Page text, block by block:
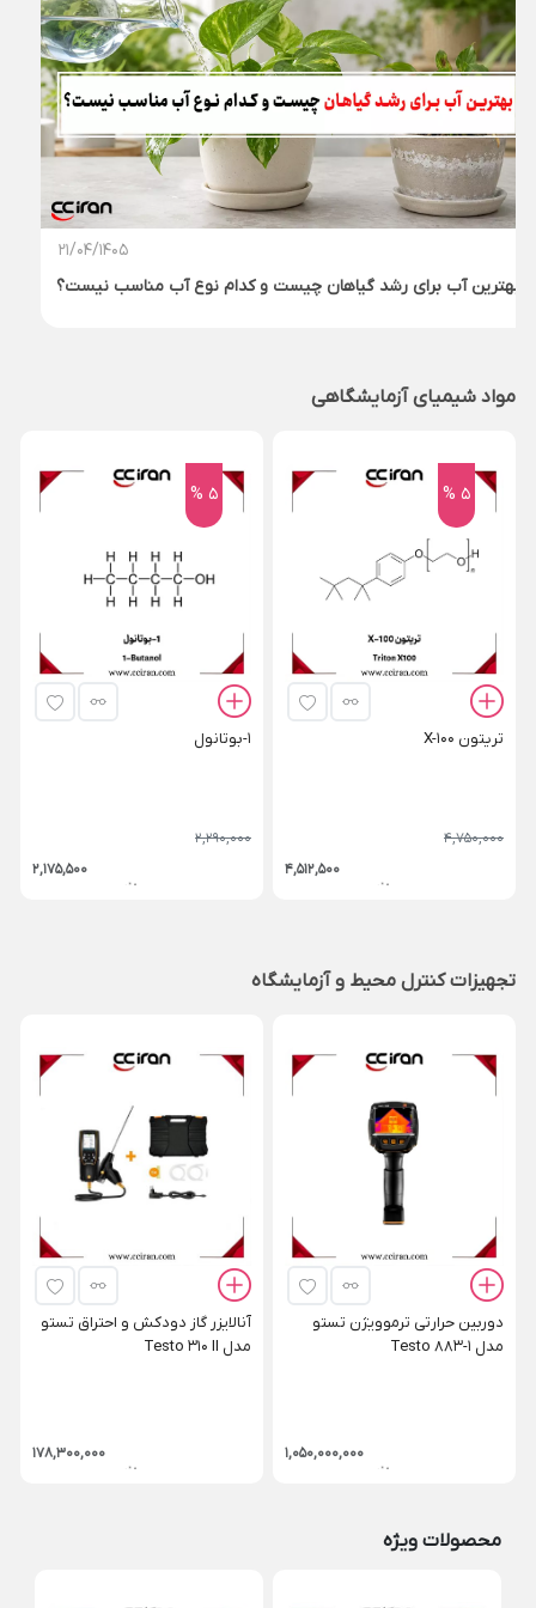
13/04/1405
تفاوت اسید لینولئیک و اسید لینولنیک چیست؟
مواد شیمیای آزمایشگاهی
5 %
تریتون X-100
4,750,000
4,512,500
5 %
1-بوتانول
2,290,000
2,175,500
تجهیزات کنترل محیط و آزمایشگاه
دوربین حرارتی ترموویژن تستو
مدل Testo 883-1
1,050,000,000
آنالایزر گاز دودکش و احتراق تستو
مدل Testo 310 II
178,300,000
محصولات ویژه